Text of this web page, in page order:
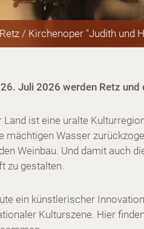
/ Kirchenoper "Judith und
Juli 2026 werden Retz
Land ist eine uralte
mächtigen Wasser
Weinbau. Und damit auch
zu gestalten.
ein künstlerischer
Kulturszene. Hier